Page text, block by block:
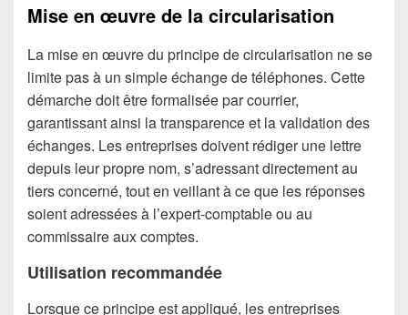
Mise en œuvre de la circularisation
La mise en œuvre du principe de circularisation ne se
limite pas à un simple échange de téléphones. Cette
démarche doit être formalisée par courrier,
garantissant ainsi la transparence et la validation des
échanges. Les entreprises doivent rédiger une lettre
depuis leur propre nom, s’adressant directement au
tiers concerné, tout en veillant à ce que les réponses
soient adressées à l’expert-comptable ou au
commissaire aux comptes.
Utilisation recommandée
Lorsque ce principe est appliqué, les entreprises